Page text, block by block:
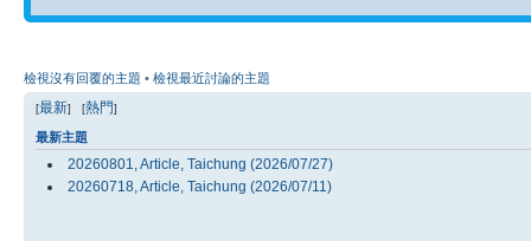
檢視沒有回覆的主題 • 檢視最近討論的主題
[最新] [熱門]
最新主題
20260801, Article, Taichung (2026/07/27)
20260718, Article, Taichung (2026/07/11)